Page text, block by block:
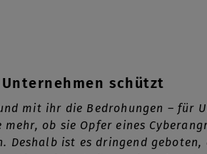
schützt
mit ihr die Bedrohungen – für
ob sie Opfer eines
Deshalb ist es dringend